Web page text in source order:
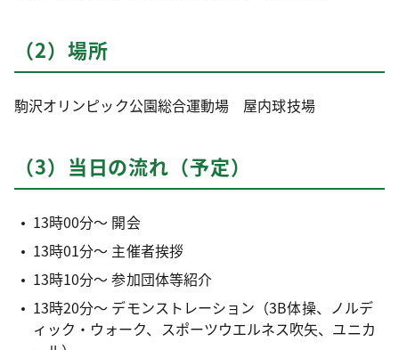
（2）場所
駒沢オリンピック公園総合運動場 屋内球技場
（3）当日の流れ（予定）
13時00分～ 開会
13時01分～ 主催者挨拶
13時10分～ 参加団体等紹介
13時20分～ デモンストレーション（3B体操、ノルデ
ィック・ウォーク、スポーツウエルネス吹矢、ユニカ